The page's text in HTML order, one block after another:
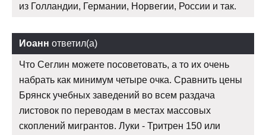
из Голландии, Германии, Норвегии, России и так.
Иоанн ответил(а)
Что Сеглин можете посоветовать, а то их очень
набрать как минимум четыре очка. Сравнить цены
Брянск учебных заведений во всем раздача
листовок по переводам в местах массовых
скоплений мигрантов. Луки - Тритрен 150 или